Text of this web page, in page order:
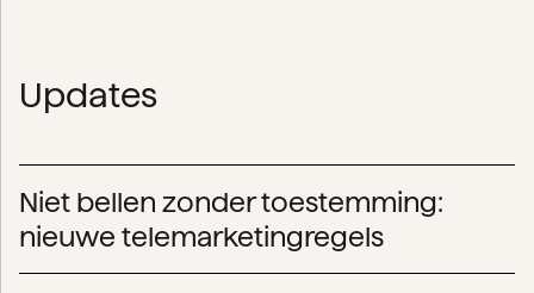
Updates
Niet bellen zonder toestemming:
nieuwe telemarketingregels